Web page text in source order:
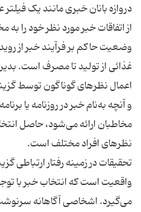
دروازه بانان خبری مانند یک
وضعیت حاکم بر فرآیند خبر از
غذائى از تولید تا مصرف است.
اعمال نظرهاى گوناگون توسط
و آنچه به‌نام خبر در روزنامه یا
مخاطبان ارائه مى‌شود، حاصل
تحقیقات در زمینه رفتار ارتباطى
واقعیت است که انتخاب خبر با
مى‌گیرد. اشخاصى آگاهانه سرنوشت